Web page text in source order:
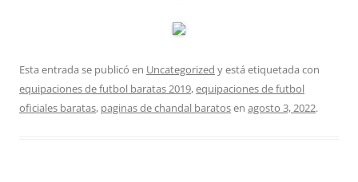
Esta entrada se publicó en Uncategorized y está etiquetada con
equipaciones de futbol baratas 2019,equipaciones de futbol
oficiales baratas, paginas de chandal baratosen agosto 3, 2022.